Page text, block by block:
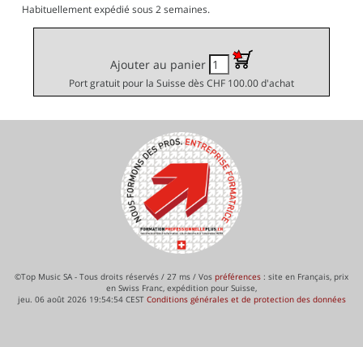
Habituellement expédié sous 2 semaines.
Ajouter au panier
Port gratuit pour la Suisse dès CHF 100.00 d'achat
©Top Music SA - Tous droits réservés / 27 ms / Vos préférences : site en Français, prix
en Swiss Franc, expédition pour Suisse,
jeu. 06 août 2026 19:54:54 CEST Conditions générales et de protection des données